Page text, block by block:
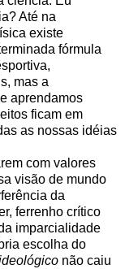
Até na
existe
fórmula
mas a
aprendamos
ficam em
as nossas idéias
com valores
visão de mundo
da
ferrenho crítico
imparcialidade
escolha do
não caiu